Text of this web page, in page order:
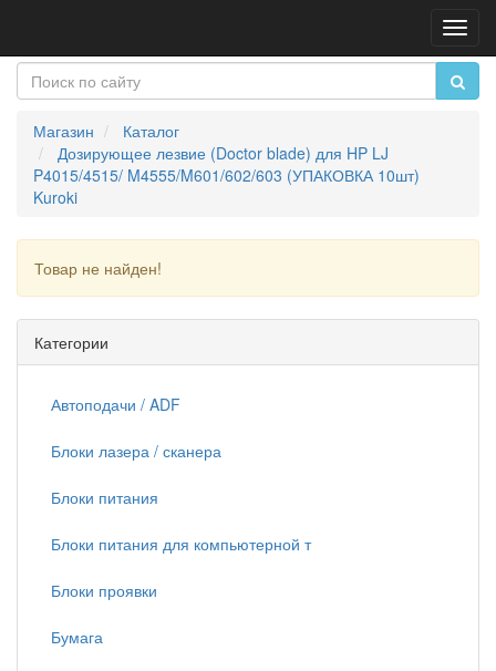
Магазин
Каталог
Дозирующее лезвие (Doctor blade) для HP LJ
P4015/4515/ M4555/M601/602/603 (УПАКОВКА 10шт)
Kuroki
Товар не найден!
Категории
Автоподачи / ADF
Блоки лазера / сканера
Блоки питания
Блоки питания для компьютерной т
Блоки проявки
Бумага